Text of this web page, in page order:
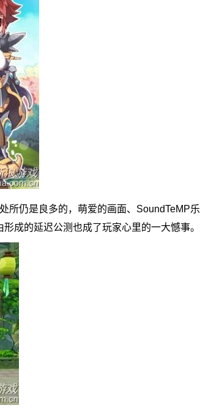
仍是良多的，萌爱的画面、SoundTeMP
成的延迟公测也成了玩家心里的一大憾事。